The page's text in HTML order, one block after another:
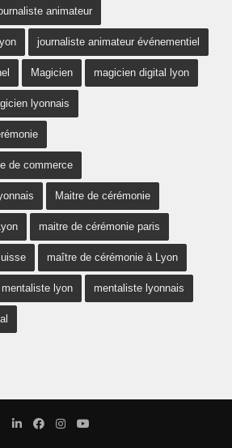
animateur
journaliste animateur événementiel
Magicien magicien digital lyon
lyonnais
de commerce
Maitre de cérémonie
maitre de cérémonie paris
maître de cérémonie à Lyon
mentaliste lyon mentaliste lyonnais